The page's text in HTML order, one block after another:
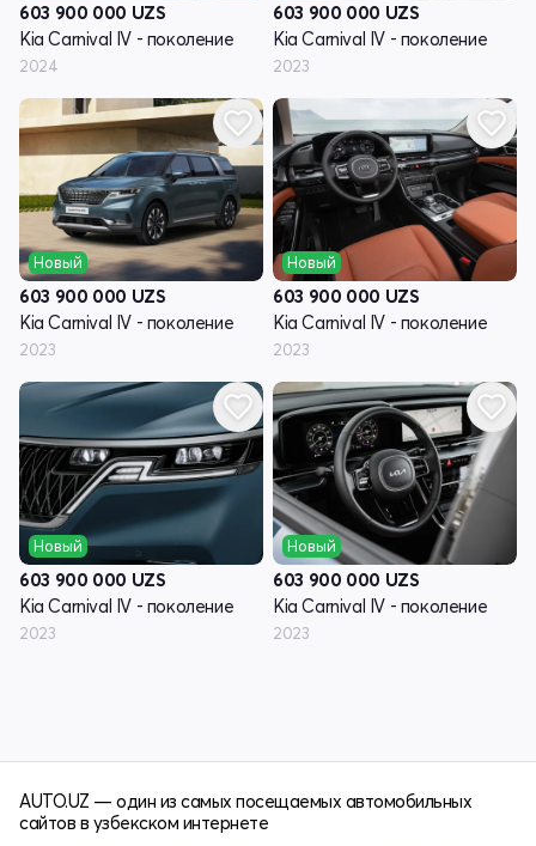
603 900 000 UZS
Kia Carnival IV - поколение
2024
603 900 000 UZS
Kia Carnival IV - поколение
2023
Новый
603 900 000 UZS
Kia Carnival IV - поколение
2023
Новый
603 900 000 UZS
Kia Carnival IV - поколение
2023
Новый
603 900 000 UZS
Kia Carnival IV - поколение
2023
Новый
603 900 000 UZS
Kia Carnival IV - поколение
2023
AUTO.UZ — один из самых посещаемых автомобильных
сайтов в узбекском интернете